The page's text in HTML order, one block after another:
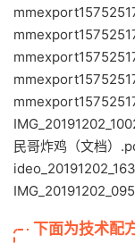
民哥炸鸡（文档
下面为技术配